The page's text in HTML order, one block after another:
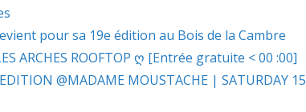
pour sa 19e édition au Bois de la Cambre
ARCHES ROOFTOP ღ [Entrée gratuite < 00 :00]
@MADAME MOUSTACHE | SATURDAY 15